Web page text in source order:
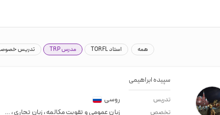
همه استاد TORFL مدرس TRP تدریس
سپیده ابراهیمی
تدریس روسی
تخصص زبان عمومی و تقویت مکالمه،زبان تجاری،